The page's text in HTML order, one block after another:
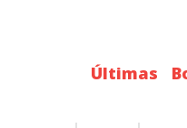
Últimas